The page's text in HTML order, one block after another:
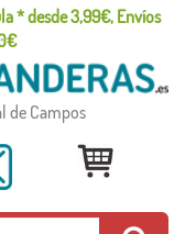
* desde 3,99€, Envíos
de Campos